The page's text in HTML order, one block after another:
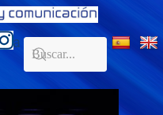
Contacto